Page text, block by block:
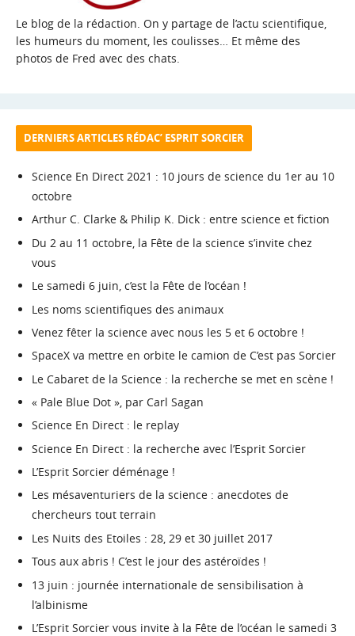
Le blog de la rédaction. On y partage de l’actu scientifique,
les humeurs du moment, les coulisses… Et même des
photos de Fred avec des chats.
DERNIERS ARTICLES RÉDAC’ ESPRIT SORCIER
Science En Direct 2021 : 10 jours de science du 1er au 10
octobre
Arthur C. Clarke & Philip K. Dick : entre science et fiction
Du 2 au 11 octobre, la Fête de la science s’invite chez
vous
Le samedi 6 juin, c’est la Fête de l’océan !
Les noms scientifiques des animaux
Venez fêter la science avec nous les 5 et 6 octobre !
SpaceX va mettre en orbite le camion de C’est pas Sorcier
Le Cabaret de la Science : la recherche se met en scène !
« Pale Blue Dot », par Carl Sagan
Science En Direct : le replay
Science En Direct : la recherche avec l’Esprit Sorcier
L’Esprit Sorcier déménage !
Les mésaventuriers de la science : anecdotes de
chercheurs tout terrain
Les Nuits des Etoiles : 28, 29 et 30 juillet 2017
Tous aux abris ! C’est le jour des astéroïdes !
13 juin : journée internationale de sensibilisation à
l’albinisme
L’Esprit Sorcier vous invite à la Fête de l’océan le samedi 3